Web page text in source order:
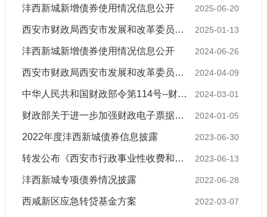
2025-06-20
沣西新城新增债券使用情况信息公开
2025-01-13
西安市财政局西安市发展和改革委员会关于公布全市行政事业性收费和政府性基金目录清单的通知（2025）
2024-06-26
沣西新城新增债券使用情况信息公开
2024-04-09
西安市财政局西安市发展和改革委员会关于公布全市行政事业性收费和政府基金目录清单的通知(2024)
2024-03-01
中华人民共和国财政部令第114号--财政部关于公布废止和失效的财政规章和规范性文件目录（第十四批）的决定
2024-01-05
财政部关于进一步加强财政电子票据核销管理的通知
2023-06-30
2022年度沣西新城债券信息披露
2023-06-13
转发公布《西安市行政事业性收费和政府性基金目录清单》
2022-06-28
沣西新城专项债券情况披露
2022-03-07
西咸新区应急转贷基金方案